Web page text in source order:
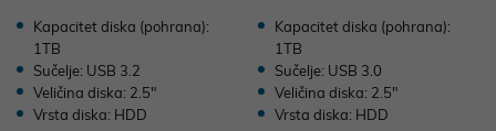
Kapacitet diska (pohrana):
1TB
Sučelje: USB 3.2
Veličina diska: 2.5"
Vrsta diska: HDD
Kapacitet diska (pohrana):
1TB
Sučelje: USB 3.0
Veličina diska: 2.5"
Vrsta diska: HDD